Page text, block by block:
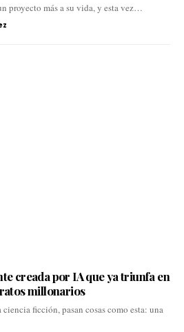
proyecto más a su vida, y esta vez…
creada por IA que ya triunfa en
millonarios
ficción, pasan cosas como esta: una